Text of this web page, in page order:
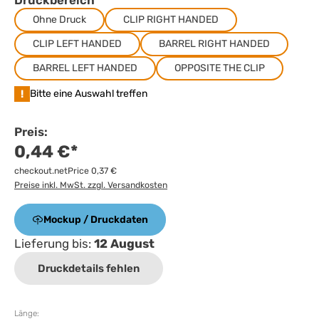
Ohne Druck
CLIP RIGHT HANDED
CLIP LEFT HANDED
BARREL RIGHT HANDED
BARREL LEFT HANDED
OPPOSITE THE CLIP
! Bitte eine Auswahl treffen
Preis:
0,44 €*
checkout.netPrice 0,37 €
Preise inkl. MwSt. zzgl. Versandkosten
Mockup / Druckdaten
Lieferung bis: 12 August
Druckdetails fehlen
Länge: